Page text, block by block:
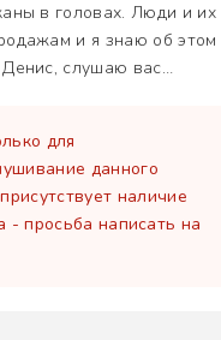
в головах. Люди и их
и я знаю об этом
слушаю вас…
для
данного
наличие
- просьба написать на